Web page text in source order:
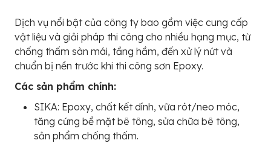
Dịch vụ nổi bật của công ty bao gồm việc cung cấp
vật liệu và giải pháp thi công cho nhiều hạng mục, từ
chống thấm sàn mái, tầng hầm, đến xử lý nứt và
chuẩn bị nền trước khi thi công sơn Epoxy.
Các sản phẩm chính:
SIKA: Epoxy, chất kết dính, vữa rót/neo móc,
tăng cứng bề mặt bê tông, sửa chữa bê tông,
sản phẩm chống thấm.